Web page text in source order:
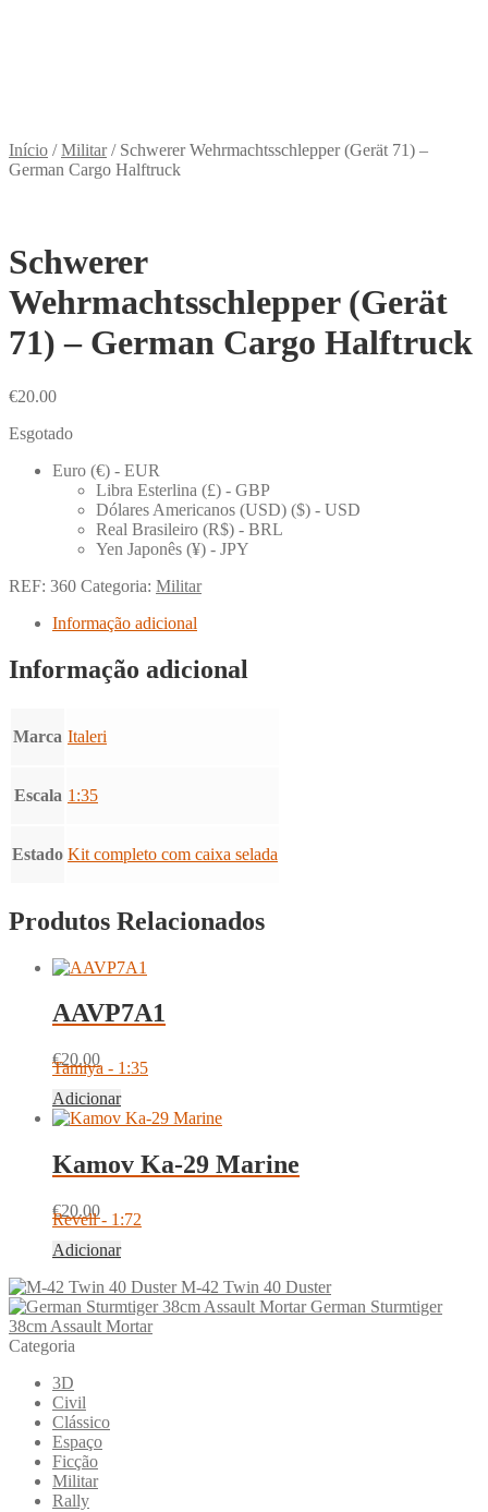
Início /Militar/ Schwerer Wehrmachtsschlepper (Gerät 71) –
German Cargo Halftruck
Schwerer
Wehrmachtsschlepper (Gerät
71) – German Cargo Halftruck
€20.00
Esgotado
Euro (€) - EUR
Libra Esterlina (£) - GBP
Dólares Americanos (USD) ($) - USD
Real Brasileiro (R$) - BRL
Yen Japonês (¥) - JPY
REF: 360 Categoria: Militar
Informação adicional
Informação adicional
Marca Italeri
Escala 1:35
Estado Kit completo com caixa selada
Produtos Relacionados
AAVP7A1
€20.00
Tamiya - 1:35
Adicionar
Kamov Ka-29 Marine
€20.00
Revell - 1:72
Adicionar
M-42 Twin 40 Duster
German Sturmtiger
38cm Assault Mortar
Categoria
3D
Civil
Clássico
Espaço
Ficção
Militar
Rally